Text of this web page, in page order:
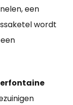
een
wordt